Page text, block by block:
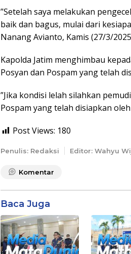
”Setelah saya melakukan
baik dan bagus, mulai dari
Nanang Avianto, Kamis (27/3/
Kapolda Jatim menghimbau
Posyan dan Pospam yang telah
”Jika kondisi lelah silahkan
Pospam yang telah disiapkan
Post Views: 180
Penulis: Redaksi Editor: Wahyu
Komentar
Baca Juga